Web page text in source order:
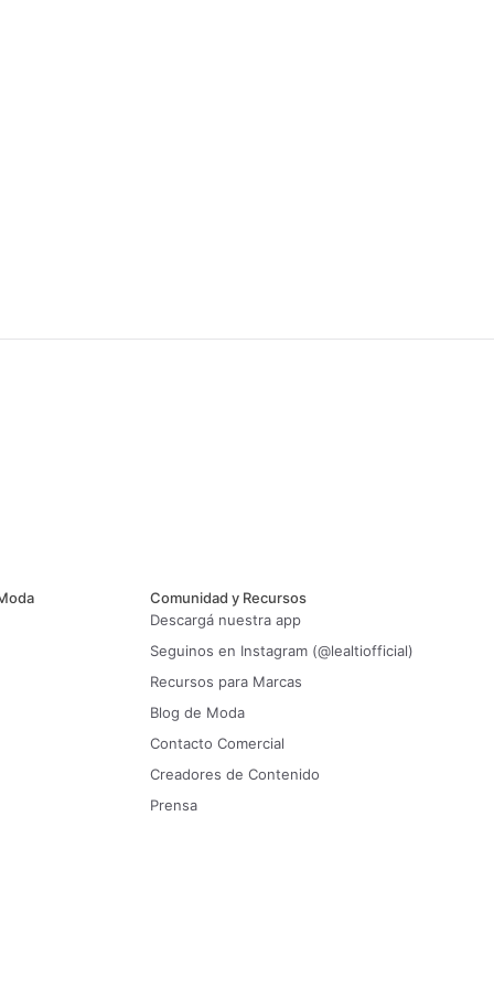
Comunidad y Recursos
Descargá nuestra app
Seguinos en Instagram (@lealtiofficial)
Recursos para Marcas
Blog de Moda
Contacto Comercial
Creadores de Contenido
Prensa